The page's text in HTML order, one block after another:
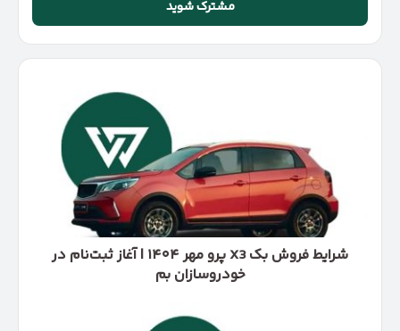
وارد
کنید
ثبت‌نام
شرایط فروش بک X3 پرو مهر ۱۴۰۴ | آغاز ثبت‌نام در
خودروسازان بم